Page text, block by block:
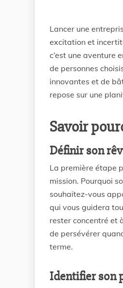
Lancer une
excitation et
c’est une aventure
de personnes
innovantes et de
repose sur une
Savoir
Définir son
La première étape
mission. Pourquoi
souhaitez-vous
qui vous guidera
rester concentré et
de persévérer
terme.
Identifier son